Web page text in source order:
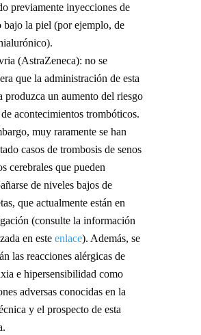
previamente inyecciones de
bajo la piel (por ejemplo, de
(AstraZeneca): no se
que la administración de esta
produzca un aumento del riesgo
acontecimientos trombóticos.
muy raramente se han
casos de trombosis de senos
cerebrales que pueden
de niveles bajos de
que actualmente están en
(consulte la información
en este enlace). Además, se
las reacciones alérgicas de
e hipersensibilidad como
adversas conocidas en la
y el prospecto de esta